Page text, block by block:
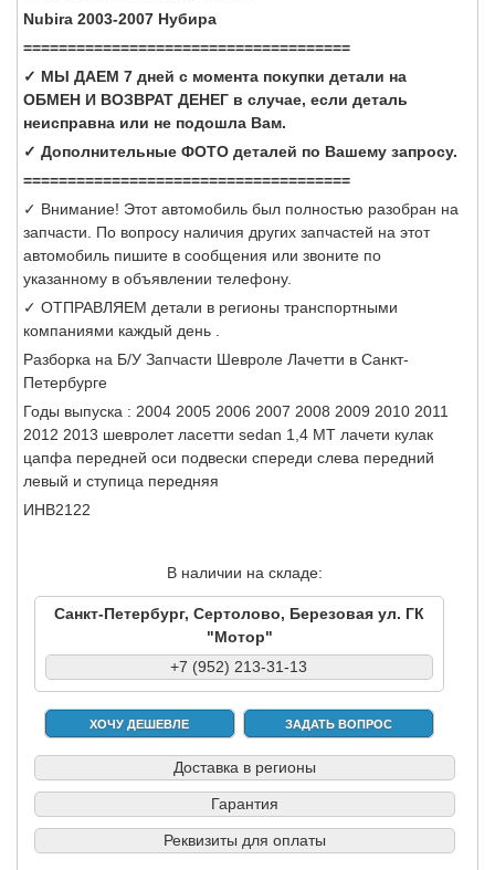
Nubira 2003-2007 Нубира
=====================================
✓ МЫ ДАЕМ 7 дней с момента покупки детали на
ОБМЕН И ВОЗВРАТ ДЕНЕГ в случае, если деталь
неисправна или не подошла Вам.
✓ Дополнительные ФОТО деталей по Вашему запросу.
=====================================
✓ Внимание! Этот автомобиль был полностью разобран на
запчасти. По вопросу наличия других запчастей на этот
автомобиль пишите в сообщения или звоните по
указанному в объявлении телефону.
✓ ОТПРАВЛЯЕМ детали в регионы транспортными
компаниями каждый день .
Разборка на Б/У Запчасти Шевроле Лачетти в Санкт-
Петербурге
Годы выпуска : 2004 2005 2006 2007 2008 2009 2010 2011
2012 2013 шевролет ласетти sedan 1,4 МТ лачети кулак
цапфа передней оси подвески спереди слева передний
левый и ступица передняя
ИНВ2122
В наличии на складе:
Санкт-Петербург, Сертолово, Березовая ул. ГК
"Мотор"
+7 (952) 213-31-13
ХОЧУ ДЕШЕВЛЕ ЗАДАТЬ ВОПРОС
Доставка в регионы
Гарантия
Реквизиты для оплаты